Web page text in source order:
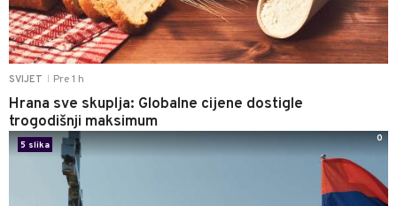
SVIJET Pre 1 h
Hrana sve skuplja: Globalne cijene dostigle
trogodišnji maksimum
5 slika
0